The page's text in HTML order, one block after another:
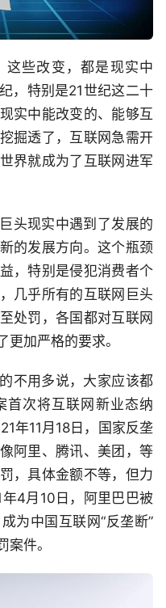
这些改变，都是现实中
，特别是21世纪这二十
实中能改变的、能够互
掘透了，互联网急需开
界就成为了互联网进军
头现实中遇到了发展的
的发展方向。这个瓶颈
，特别是侵犯消费者个
几乎所有的互联网巨头
处罚，各国都对互联网
更加严格的要求。
不用多说，大家应该都
首次将互联网新业态纳
年11月18日，国家反垄
阿里、腾讯、美团，等
，具体金额不等，但力
4月10日，阿里巴巴被
为中国互联网“反垄断”
件。